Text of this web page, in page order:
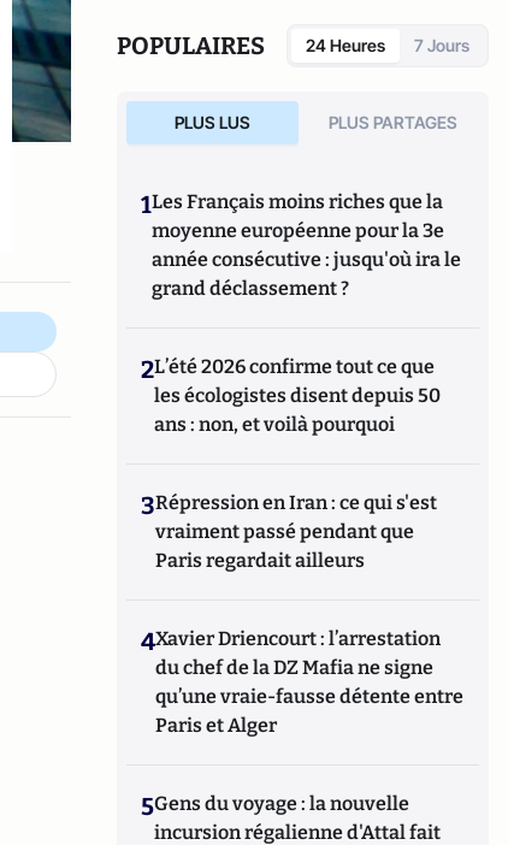
POPULAIRES 24 Heures 7 Jours
PLUS LUS PLUS PARTAGES
1Les Français moins riches que la
moyenne européenne pour la 3e
année consécutive : jusqu'où ira le
grand déclassement ?
2L’été 2026 confirme tout ce que
les écologistes disent depuis 50
ans : non, et voilà pourquoi
3Répression en Iran : ce qui s'est
vraiment passé pendant que
Paris regardait ailleurs
4Xavier Driencourt : l’arrestation
du chef de la DZ Mafia ne signe
qu’une vraie-fausse détente entre
Paris et Alger
5Gens du voyage : la nouvelle
incursion régalienne d'Attal fait